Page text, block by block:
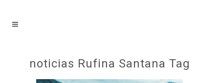
noticias Rufina Santana Tag